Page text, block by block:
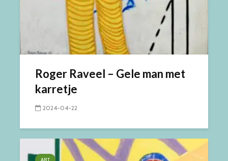
Roger Raveel – Gele man met
karretje
2024-04-22